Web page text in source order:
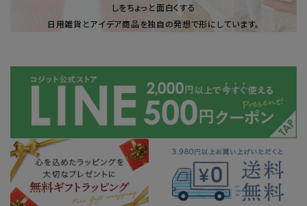
しをちょっと面白くする
日用雑貨とアイデア商品を独自の発想で形にしています。